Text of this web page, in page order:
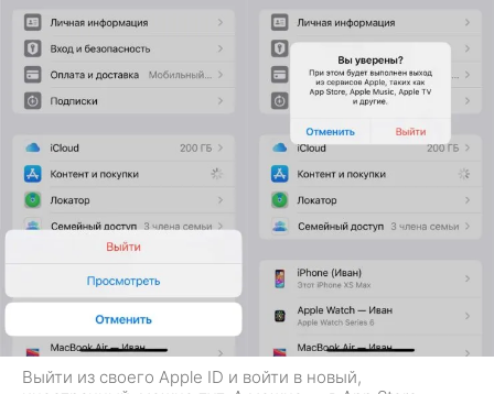
Выйти из своего Apple ID и войти в новый,